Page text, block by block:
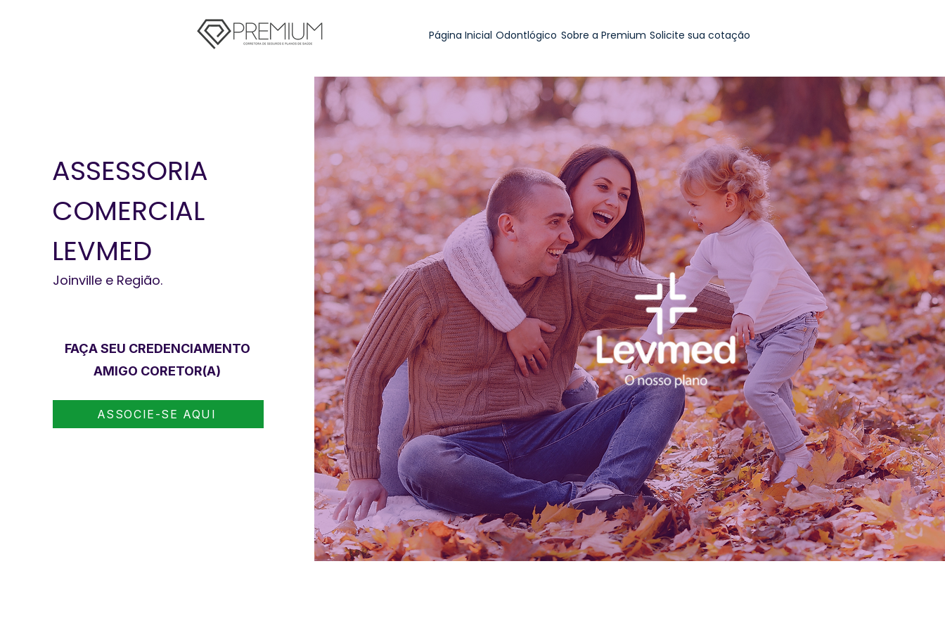
Página Inicial Odontlógico Sobre a Premium Solicite sua cotação
ASSESSORIA
COMERCIAL
LEVMED
Joinville e Região.
FAÇA SEU CREDENCIAMENTO
AMIGO CORETOR(A)
ASSOCIE-SE AQUI